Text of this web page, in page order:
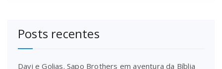
Posts recentes
Davi e Golias. Sapo Brothers em aventura da Bíblia